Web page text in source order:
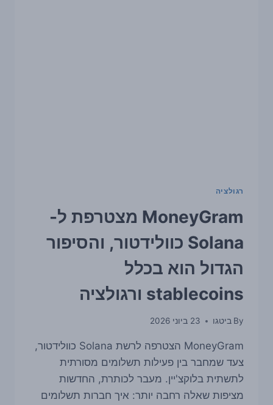
רגולציה
MoneyGram מצטרפת ל-
Solana כוולידטור, והסיפור
הגדול הוא בכלל
stablecoins ורגולציה
By ביטגו 23 ביוני 2026
MoneyGram הצטרפה לרשת Solana כוולידטור,
צעד שמחבר בין פעילות תשלומים מסורתית
לתשתית בלוקצ'יין. מעבר לכותרת, החדשות
מציפות שאלה רחבה יותר: איך חברות תשלומים